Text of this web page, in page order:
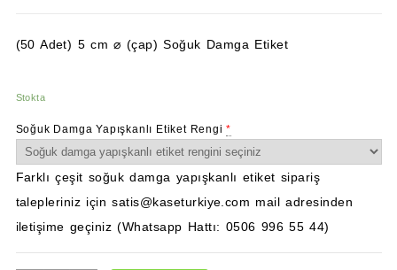
(50 Adet) 5 cm⌀ (çap)Soğuk Damga Etiket
Stokta
Soğuk Damga Yapışkanlı Etiket Rengi *
Farklı çeşit soğuk damga yapışkanlı etiket sipariş
talepleriniz için satis@kaseturkiye.com mail adresinden
iletişime geçiniz (Whatsapp Hattı: 0506 996 55 44)